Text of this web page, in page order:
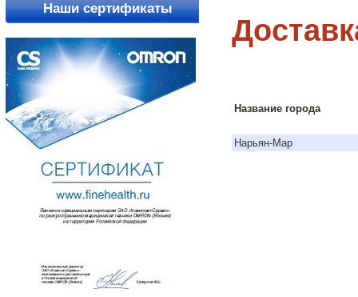
Наши сертификаты
Название города
Нарьян-Мар